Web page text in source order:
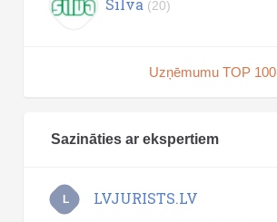
Silva (20)
Uzņēmumu TOP 100
Sazināties ar ekspertiem
L LVJURISTS.LV